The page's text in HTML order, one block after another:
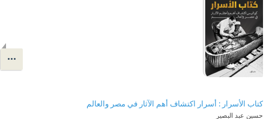
كتاب الأسرار : أسرار اكتشاف أهم الآثار في مصر والعالم
حسين عبد البصير